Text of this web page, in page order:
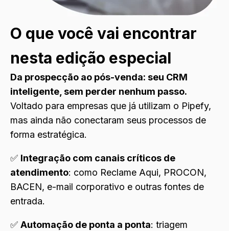
O que você vai encontrar
nesta edição especial
Da prospecção ao pós-venda: seu CRM
inteligente, sem perder nenhum passo.
Voltado para empresas que já utilizam o Pipefy,
mas ainda não conectaram seus processos de
forma estratégica.
✅ Integração com canais críticos de
atendimento: como Reclame Aqui, PROCON,
BACEN, e-mail corporativo e outras fontes de
entrada.
✅ Automação de ponta a ponta: triagem